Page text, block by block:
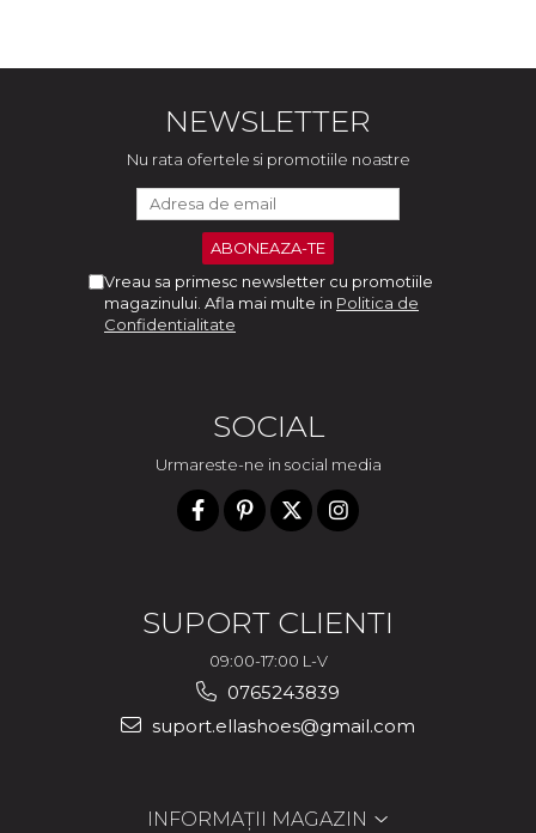
NEWSLETTER
Nu rata ofertele si promotiile noastre
Vreau sa primesc newsletter cu promotiile
magazinului. Afla mai multe in Politica de
Confidentialitate
SOCIAL
Urmareste-ne in social media
SUPORT CLIENTI
09:00-17:00 L-V
0765243839
suport.ellashoes@gmail.com
INFORMAȚII MAGAZIN